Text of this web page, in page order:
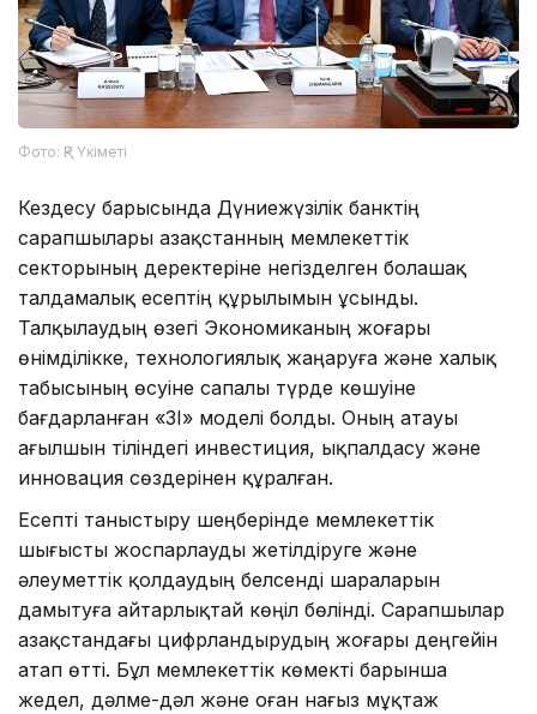
Фото: ҚР Үкіметі
Кездесу барысында Дүниежүзілік банктің
сарапшылары Қазақстанның мемлекеттік
секторының деректеріне негізделген болашақ
талдамалық есептің құрылымын ұсынды.
Талқылаудың өзегі Экономиканың жоғары
өнімділікке, технологиялық жаңаруға және халық
табысының өсуіне сапалы түрде көшуіне
бағдарланған «3I» моделі болды. Оның атауы
ағылшын тіліндегі инвестиция, ықпалдасу және
инновация сөздерінен құралған.
Есепті таныстыру шеңберінде мемлекеттік
шығысты жоспарлауды жетілдіруге және
әлеуметтік қолдаудың белсенді шараларын
дамытуға айтарлықтай көңіл бөлінді. Сарапшылар
Қазақстандағы цифрландырудың жоғары деңгейін
атап өтті. Бұл мемлекеттік көмекті барынша
жедел, дәлме-дәл және оған нағыз мұқтаж